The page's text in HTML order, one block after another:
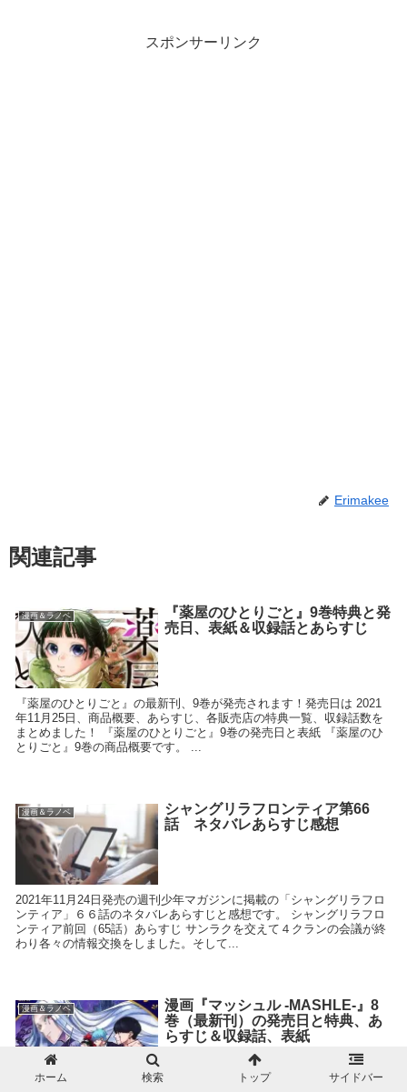
スポンサーリンク
Erimakee
関連記事
漫画＆ラノベ
『薬屋のひとりごと』9巻特典と発
売日、表紙＆収録話とあらすじ
『薬屋のひとりごと』の最新刊、9巻が発売されます！発売日は 2021
年11月25日、商品概要、あらすじ、各販売店の特典一覧、収録話数を
まとめました！ 『薬屋のひとりごと』9巻の発売日と表紙 『薬屋のひ
とりごと』9巻の商品概要です。 ...
漫画＆ラノベ
シャングリラフロンティア第66
話 ネタバレあらすじ感想
2021年11月24日発売の週刊少年マガジンに掲載の「シャングリラフロ
ンティア」６６話のネタバレあらすじと感想です。 シャングリラフロ
ンティア前回（65話）あらすじ サンラクを交えて４クランの会議が終
わり各々の情報交換をしました。そして...
漫画＆ラノベ
漫画『マッシュル -MASHLE-』8
巻（最新刊）の発売日と特典、あ
らすじ＆収録話、表紙
ホーム 検索 トップ サイドバー